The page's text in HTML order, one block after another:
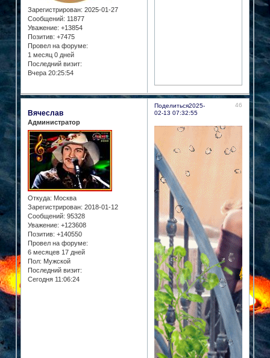
Зарегистрирован: 2025-01-27
Сообщений: 11877
Уважение: +13854
Позитив: +7475
Провел на форуме:
1 месяц 0 дней
Последний визит:
Вчера 20:25:54
Поделиться 46
2025-
02-13 07:32:55
Вячеслав
Администратор
Откуда: Москва
Зарегистрирован: 2018-01-12
Сообщений: 95328
Уважение: +123608
Позитив: +140550
Провел на форуме:
6 месяцев 17 дней
Пол: Мужской
Последний визит:
Сегодня 11:06:24